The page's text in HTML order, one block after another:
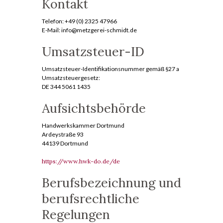
Kontakt
Telefon: +49 (0) 2325 47966
E-Mail: info@metzgerei-schmidt.de
Umsatzsteuer-ID
Umsatzsteuer-Identifikationsnummer gemäß §27 a
Umsatzsteuergesetz:
DE 344 5061 1435
Aufsichtsbehörde
Handwerkskammer Dortmund
Ardeystraße 93
44139 Dortmund
https://www.hwk-do.de/de
Berufsbezeichnung und
berufsrechtliche
Regelungen